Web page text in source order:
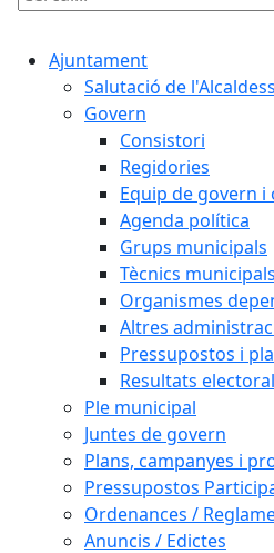
Cercar:
Ajuntament
Salutació de
Govern
Consistori
Regidories
Equip de govern i
Agenda política
Grups municipals
Tècnics municipals
Organismes
Altres
Pressupostos i
Resultats
Ple municipal
Juntes de govern
Plans, campanyes i
Pressupostos
Ordenances /
Anuncis / Edictes